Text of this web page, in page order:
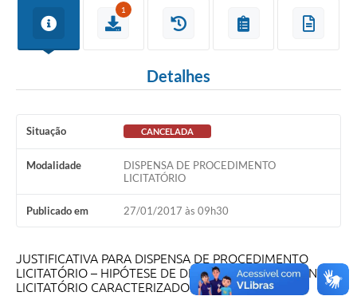
1
Detalhes
Situação CANCELADA
Modalidade
DISPENSA DE PROCEDIMENTO
LICITATÓRIO
Publicado em 27/01/2017 às 09h30
JUSTIFICATIVA PARA DISPENSA DE PROCEDIMENTO
LICITATÓRIO – HIPÓTESE DE DISPENSA DO EXPEDIENTE
LICITATÓRIO CARACTERIZADO